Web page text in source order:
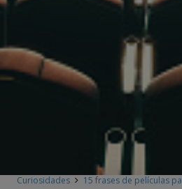
Curiosidades 15 frases de películas